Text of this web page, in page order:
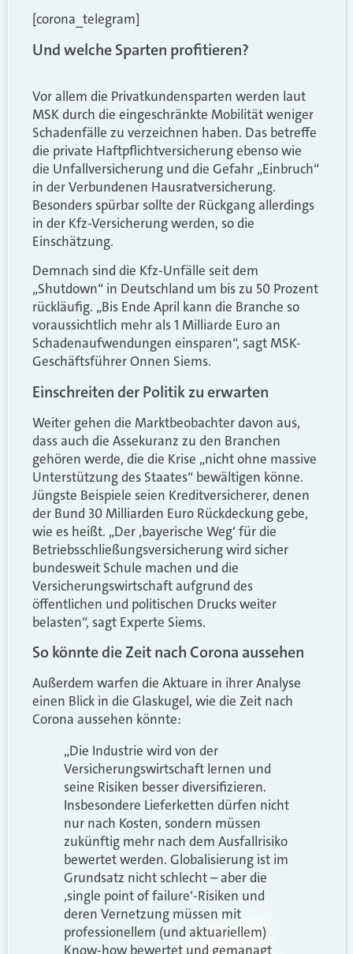
[corona_telegram]
Und welche Sparten profitieren?
Vor allem die Privatkundensparten werden laut
MSK durch die eingeschränkte Mobilität weniger
Schadenfälle zu verzeichnen haben. Das betreffe
die private Haftpflichtversicherung ebenso wie
die Unfallversicherung und die Gefahr „Einbruch“
in der Verbundenen Hausratversicherung.
Besonders spürbar sollte der Rückgang allerdings
in der Kfz-Versicherung werden, so die
Einschätzung.
Demnach sind die Kfz-Unfälle seit dem
„Shutdown“ in Deutschland um bis zu 50 Prozent
rückläufig. „Bis Ende April kann die Branche so
voraussichtlich mehr als 1 Milliarde Euro an
Schadenaufwendungen einsparen“, sagt MSK-
Geschäftsführer Onnen Siems.
Einschreiten der Politik zu erwarten
Weiter gehen die Marktbeobachter davon aus,
dass auch die Assekuranz zu den Branchen
gehören werde, die die Krise „nicht ohne massive
Unterstützung des Staates“ bewältigen könne.
Jüngste Beispiele seien Kreditversicherer, denen
der Bund 30 Milliarden Euro Rückdeckung gebe,
wie es heißt. „Der ‚bayerische Weg‘ für die
Betriebsschließungsversicherung wird sicher
bundesweit Schule machen und die
Versicherungswirtschaft aufgrund des
öffentlichen und politischen Drucks weiter
belasten“, sagt Experte Siems.
So könnte die Zeit nach Corona aussehen
Außerdem warfen die Aktuare in ihrer Analyse
einen Blick in die Glaskugel, wie die Zeit nach
Corona aussehen könnte:
„Die Industrie wird von der
Versicherungswirtschaft lernen und
seine Risiken besser diversifizieren.
Insbesondere Lieferketten dürfen nicht
nur nach Kosten, sondern müssen
zukünftig mehr nach dem Ausfallrisiko
bewertet werden. Globalisierung ist im
Grundsatz nicht schlecht – aber die
‚single point of failure‘-Risiken und
deren Vernetzung müssen mit
professionellem (und aktuariellem)
Know-how bewertet und gemanagt